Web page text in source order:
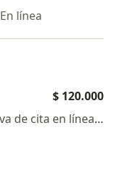
En línea
$ 120.000
Este especialista no ofrece reserva de cita en línea en esta dirección.